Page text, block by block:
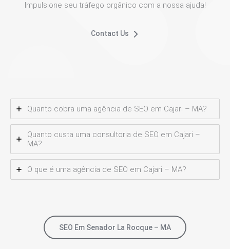
Impulsione seu tráfego orgânico com a nossa ajuda!
Contact Us
Quanto cobra uma agência de SEO em Cajari – MA?
Quanto custa uma consultoria de SEO em Cajari –
MA?
O que é uma agência de SEO em Cajari – MA?
SEO Em Senador La Rocque – MA